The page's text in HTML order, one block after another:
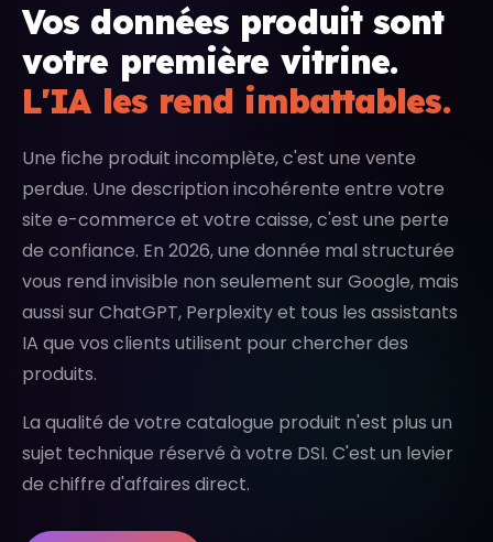
Vos données produit sont
votre première vitrine.
L'IA les rend imbattables.
Une fiche produit incomplète, c'est une vente
perdue. Une description incohérente entre votre
site e-commerce et votre caisse, c'est une perte
de confiance. En 2026, une donnée mal structurée
vous rend invisible non seulement sur Google, mais
aussi sur ChatGPT, Perplexity et tous les assistants
IA que vos clients utilisent pour chercher des
produits.
La qualité de votre catalogue produit n'est plus un
sujet technique réservé à votre DSI. C'est un levier
de chiffre d'affaires direct.